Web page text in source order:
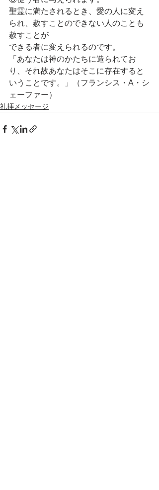
聖霊に満たされるとき、愛の人に変え
られ、赦すことのできない人のことも
赦すことが
できる者に変えられるのです。
「あなたは神のかたちに造られてお
り、それ故あなたはそこに存在すると
いうことです。」（フランシス・A・シ
ェーファー）
礼拝メッセージ